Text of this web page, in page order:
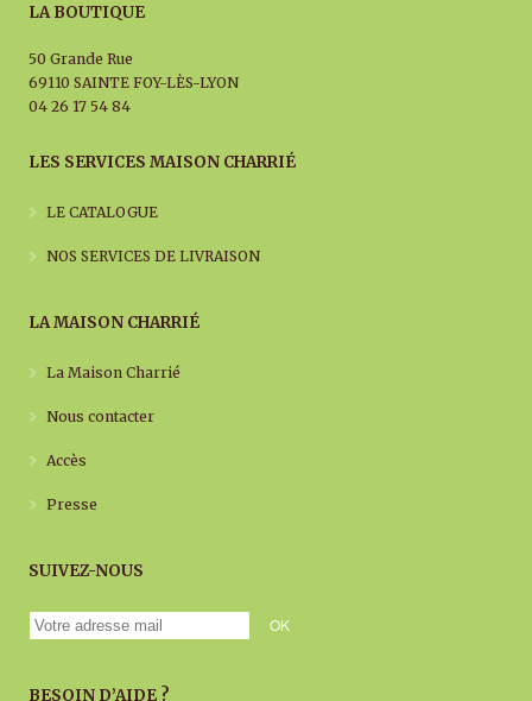
LA BOUTIQUE
50 Grande Rue
69110 SAINTE FOY-LÈS-LYON
04 26 17 54 84
LES SERVICES MAISON CHARRIÉ
LE CATALOGUE
NOS SERVICES DE LIVRAISON
LA MAISON CHARRIÉ
La Maison Charrié
Nous contacter
Accès
Presse
SUIVEZ-NOUS
BESOIN D’AIDE ?